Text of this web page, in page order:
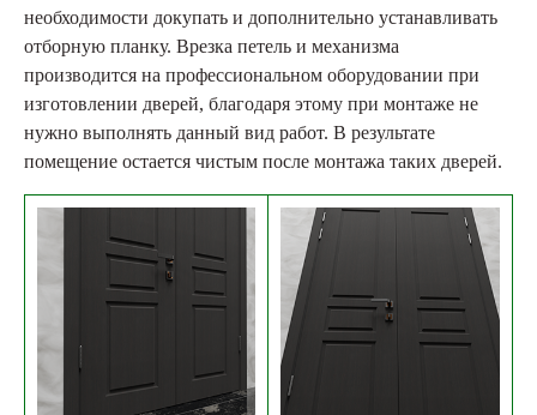
необходимости докупать и дополнительно устанавливать
отборную планку. Врезка петель и механизма
производится на профессиональном оборудовании при
изготовлении дверей, благодаря этому при монтаже не
нужно выполнять данный вид работ. В результате
помещение остается чистым после монтажа таких дверей.